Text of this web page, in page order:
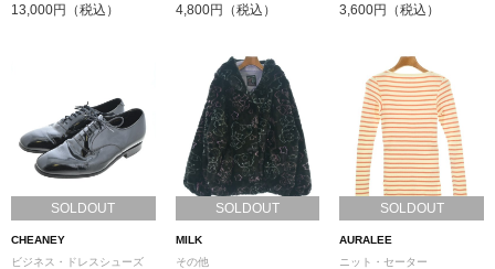
13,000円（税込） 4,800円（税込） 3,600円（税込）
SOLDOUT
CHEANEY
ビジネス・ドレスシューズ
SOLDOUT
MILK
その他
SOLDOUT
AURALEE
ニット・セーター